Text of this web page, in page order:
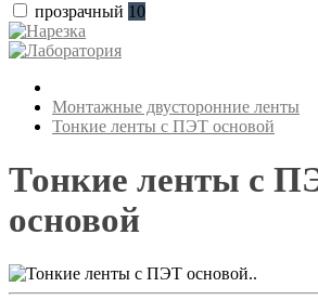
прозрачный 10
Монтажные двусторонние ленты
Тонкие ленты с ПЭТ основой
Тонкие ленты с
основой
..